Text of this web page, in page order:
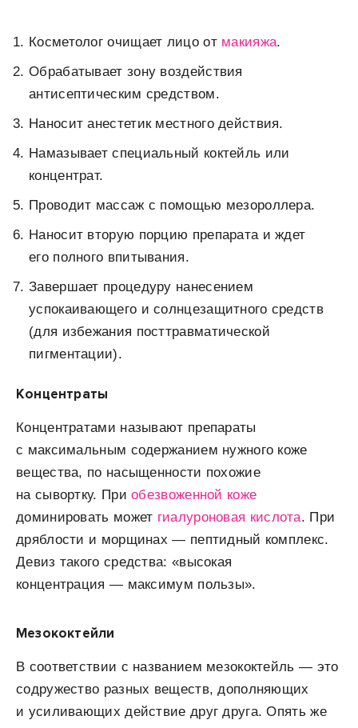
Косметолог очищает лицо от макияжа.
Обрабатывает зону воздействия
антисептическим средством.
Наносит анестетик местного действия.
Намазывает специальный коктейль или
концентрат.
Проводит массаж с помощью мезороллера.
Наносит вторую порцию препарата и ждет
его полного впитывания.
Завершает процедуру нанесением
успокаивающего и солнцезащитного средств
(для избежания посттравматической
пигментации).
Концентраты
Концентратами называют препараты
с максимальным содержанием нужного коже
вещества, по насыщенности похожие
на сывортку. Приобезвоженной коже
доминировать может гиалуроновая кислота. При
дряблости и морщинах — пептидный комплекс.
Девиз такого средства: «высокая
концентрация — максимум пользы».
Мезококтейли
В соответствии с названием мезококтейль — это
содружество разных веществ, дополняющих
и усиливающих действие друг друга. Опять же